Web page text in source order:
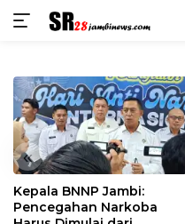
konten
«
Kepala BNNP Jambi:
Pencegahan Narkoba